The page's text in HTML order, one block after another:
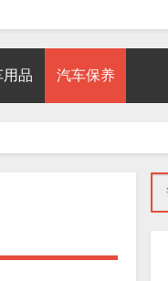
用品 汽车保养